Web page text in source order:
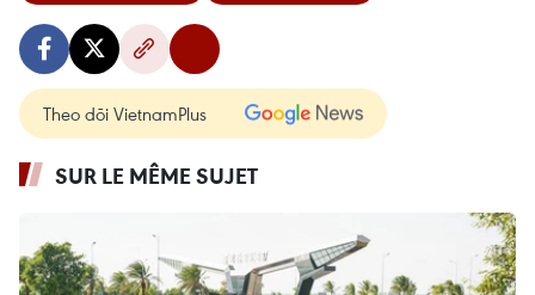
Theo dõi VietnamPlus
SUR LE MÊME SUJET